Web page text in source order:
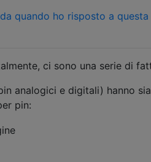
quando ho risposto a
ci sono una serie di
analogici e digitali) hanno
pin: